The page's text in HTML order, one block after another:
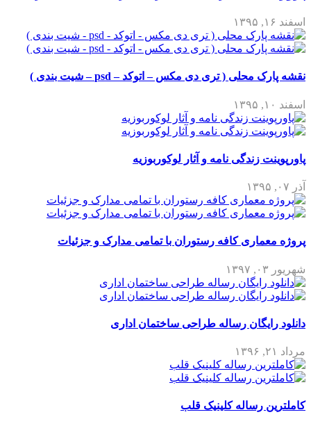
اسفند ۱۶, ۱۳۹۵
نقشه پارک محلی ( تری دی مکس – اتوکد – psd – شیت بندی )
اسفند ۱۰, ۱۳۹۵
پاورپوینت زندگی نامه و آثار لوکوربوزیه
آذر ۰۷, ۱۳۹۵
پروژه معماری کافه رستوران با تمامی مدارک و جزئیات
شهریور ۰۳, ۱۳۹۷
دانلود رایگان رساله طراحی ساختمان اداری
مرداد ۲۱, ۱۳۹۶
کاملترین رساله کلینیک قلب